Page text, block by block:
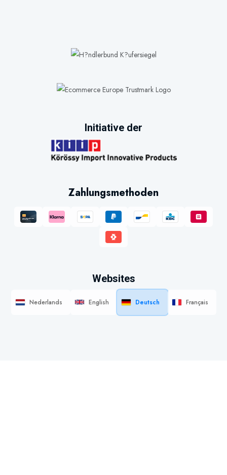
Initiative der
Zahlungsmethoden
Websites
Nederlands English Deutsch Français